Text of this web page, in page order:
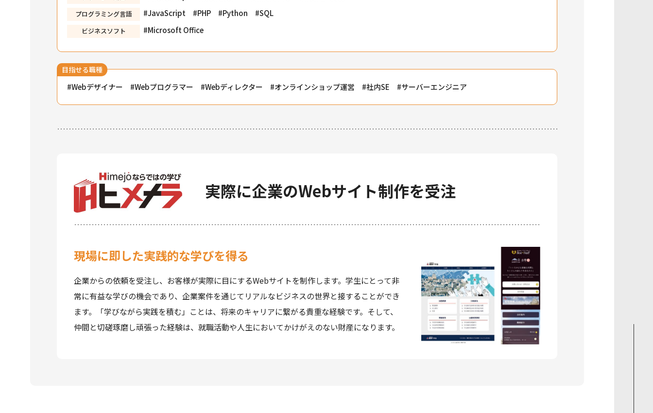
プログラミング言語 JavaScript PHP Python SQL
ビジネスソフト Microsoft Office
目指せる職種
Webデザイナー Webプログラマー Webディレクター オンラインショップ運営 社内SE サーバーエンジニア
実際に企業のWebサイト制作を受注
現場に即した実践的な学びを得る
企業からの依頼を受注し、お客様が実際に目にするWebサイトを制作します。学生にとって非
常に有益な学びの機会であり、企業案件を通じてリアルなビジネスの世界と接することができ
ます。「学びながら実践を積む」ことは、将来のキャリアに繋がる貴重な経験です。そして、
仲間と切磋琢磨し頑張った経験は、就職活動や人生においてかけがえのない財産になります。